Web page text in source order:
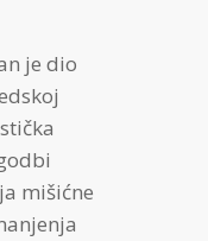
je dio
mišićne